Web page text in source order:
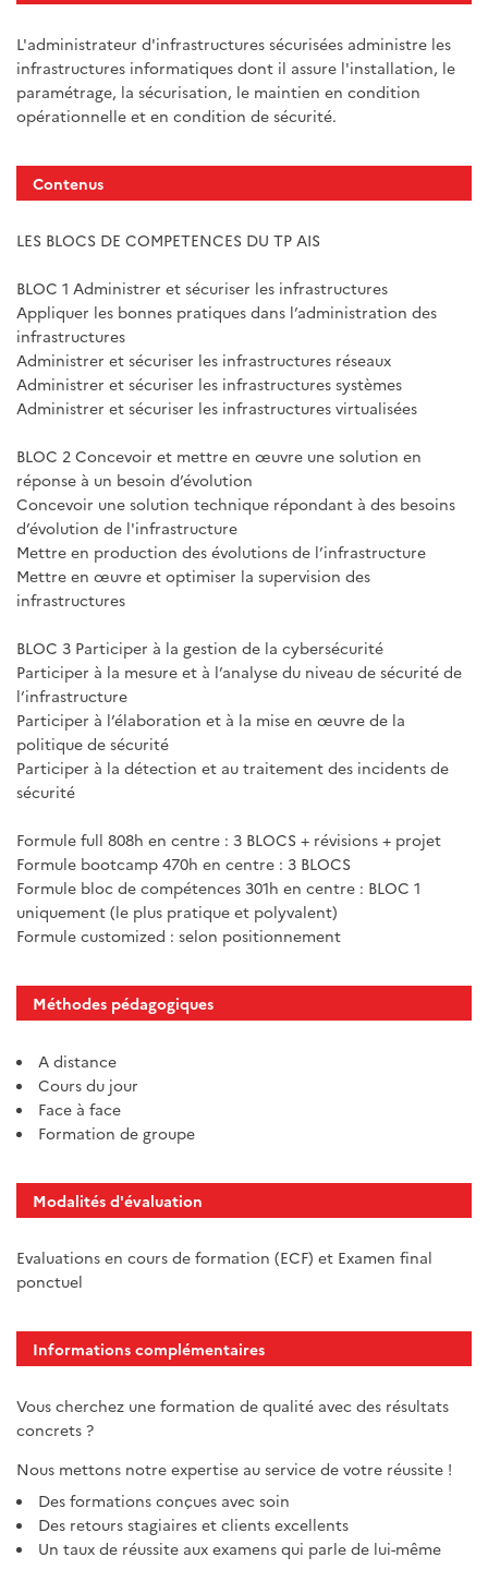
L'administrateur d'infrastructures sécurisées administre les
infrastructures informatiques dont il assure l'installation, le
paramétrage, la sécurisation, le maintien en condition
opérationnelle et en condition de sécurité.
Contenus
LES BLOCS DE COMPETENCES DU TP AIS
BLOC 1 Administrer et sécuriser les infrastructures
Appliquer les bonnes pratiques dans l’administration des
infrastructures
Administrer et sécuriser les infrastructures réseaux
Administrer et sécuriser les infrastructures systèmes
Administrer et sécuriser les infrastructures virtualisées
BLOC 2 Concevoir et mettre en œuvre une solution en
réponse à un besoin d’évolution
Concevoir une solution technique répondant à des besoins
d’évolution de l'infrastructure
Mettre en production des évolutions de l’infrastructure
Mettre en œuvre et optimiser la supervision des
infrastructures
BLOC 3 Participer à la gestion de la cybersécurité
Participer à la mesure et à l’analyse du niveau de sécurité de
l’infrastructure
Participer à l’élaboration et à la mise en œuvre de la
politique de sécurité
Participer à la détection et au traitement des incidents de
sécurité
Formule full 808h en centre : 3 BLOCS + révisions + projet
Formule bootcamp 470h en centre : 3 BLOCS
Formule bloc de compétences 301h en centre : BLOC 1
uniquement (le plus pratique et polyvalent)
Formule customized : selon positionnement
Méthodes pédagogiques
A distance
Cours du jour
Face à face
Formation de groupe
Modalités d'évaluation
Evaluations en cours de formation (ECF) et Examen final
ponctuel
Informations complémentaires
Vous cherchez une formation de qualité avec des résultats
concrets ?
Nous mettons notre expertise au service de votre réussite !
Des formations conçues avec soin
Des retours stagiaires et clients excellents
Un taux de réussite aux examens qui parle de lui-même